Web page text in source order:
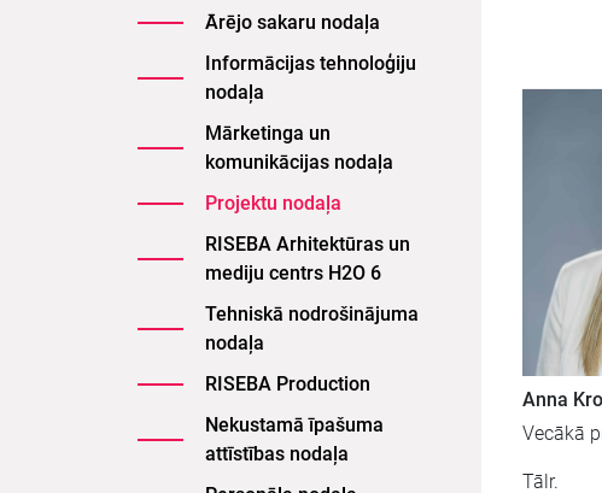
Ārējo sakaru nodaļa
Informācijas tehnoloģiju
nodaļa
Mārketinga un
komunikācijas nodaļa
Projektu nodaļa
RISEBA Arhitektūras un
mediju centrs H2O 6
Tehniskā nodrošinājuma
nodaļa
RISEBA Production
Nekustamā īpašuma
attīstības nodaļa
Anna
Vecākā
Tālr.